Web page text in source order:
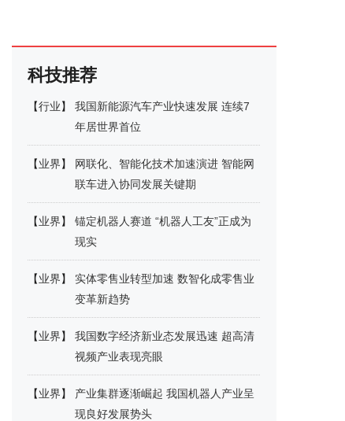
科技推荐
【行业】
我国新能源汽车产业快速发展 连续7
年居世界首位
【业界】
网联化、智能化技术加速演进 智能网
联车进入协同发展关键期
【业界】
锚定机器人赛道 “机器人工友”正成为
现实
【业界】
实体零售业转型加速 数智化成零售业
变革新趋势
【业界】
我国数字经济新业态发展迅速 超高清
视频产业表现亮眼
【业界】
产业集群逐渐崛起 我国机器人产业呈
现良好发展势头